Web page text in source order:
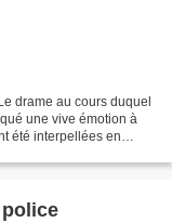
drame au cours duquel
une vive émotion à
été interpellées en